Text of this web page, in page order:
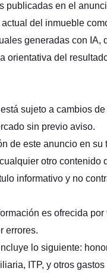
publicadas en el
del inmueble
generadas con IA,
orientativa del
sujeto a cambios
sin previo aviso.
de este anuncio en su
otro contenido
informativo y no
es ofrecida por
errores.
lo siguiente:
ITP, y otros gastos